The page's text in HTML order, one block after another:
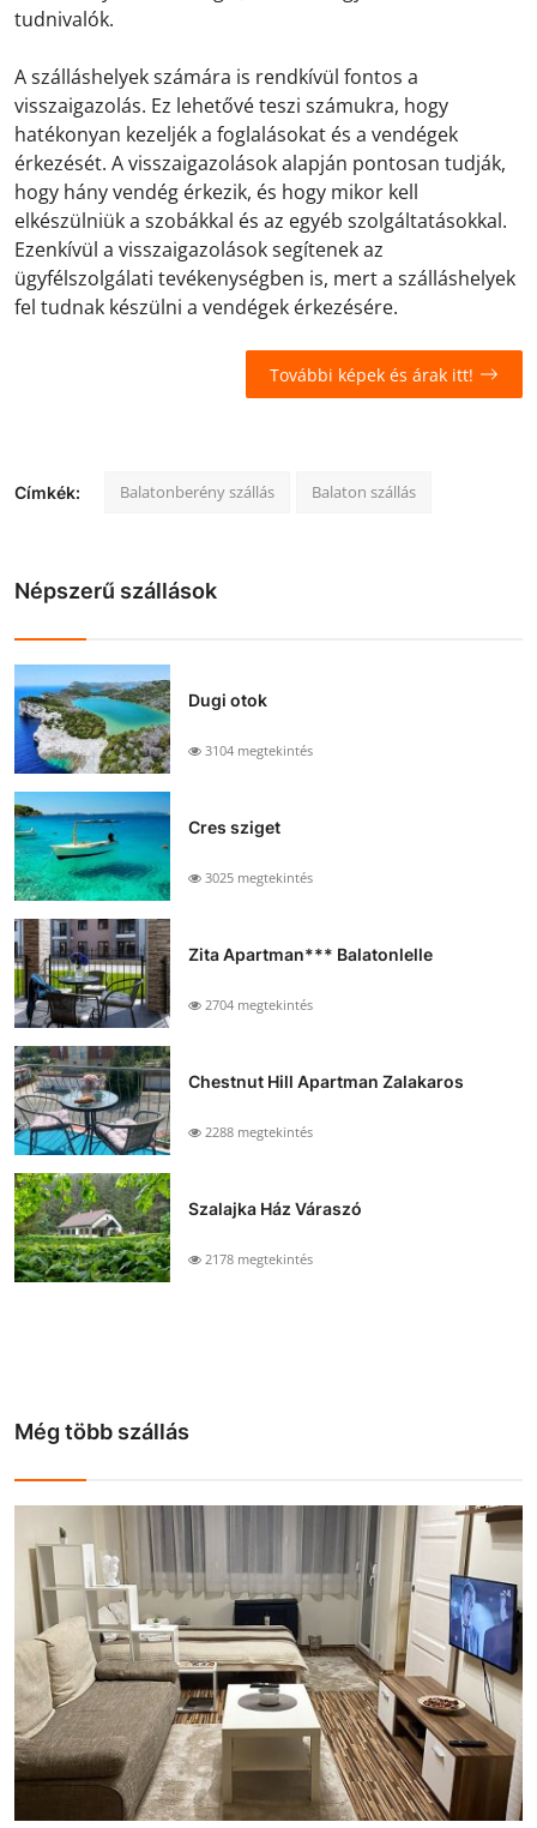
tudnivalók.
A szálláshelyek számára is rendkívül fontos a
visszaigazolás. Ez lehetővé teszi számukra, hogy
hatékonyan kezeljék a foglalásokat és a vendégek
érkezését. A visszaigazolások alapján pontosan tudják,
hogy hány vendég érkezik, és hogy mikor kell
elkészülniük a szobákkal és az egyéb szolgáltatásokkal.
Ezenkívül a visszaigazolások segítenek az
ügyfélszolgálati tevékenységben is, mert a szálláshelyek
fel tudnak készülni a vendégek érkezésére.
További képek és árak itt!
Címkék: Balatonberény szállás Balaton szállás
Népszerű szállások
Dugi otok
3104 megtekintés
Cres sziget
3025 megtekintés
Zita Apartman*** Balatonlelle
2704 megtekintés
Chestnut Hill Apartman Zalakaros
2288 megtekintés
Szalajka Ház Váraszó
2178 megtekintés
Még több szállás